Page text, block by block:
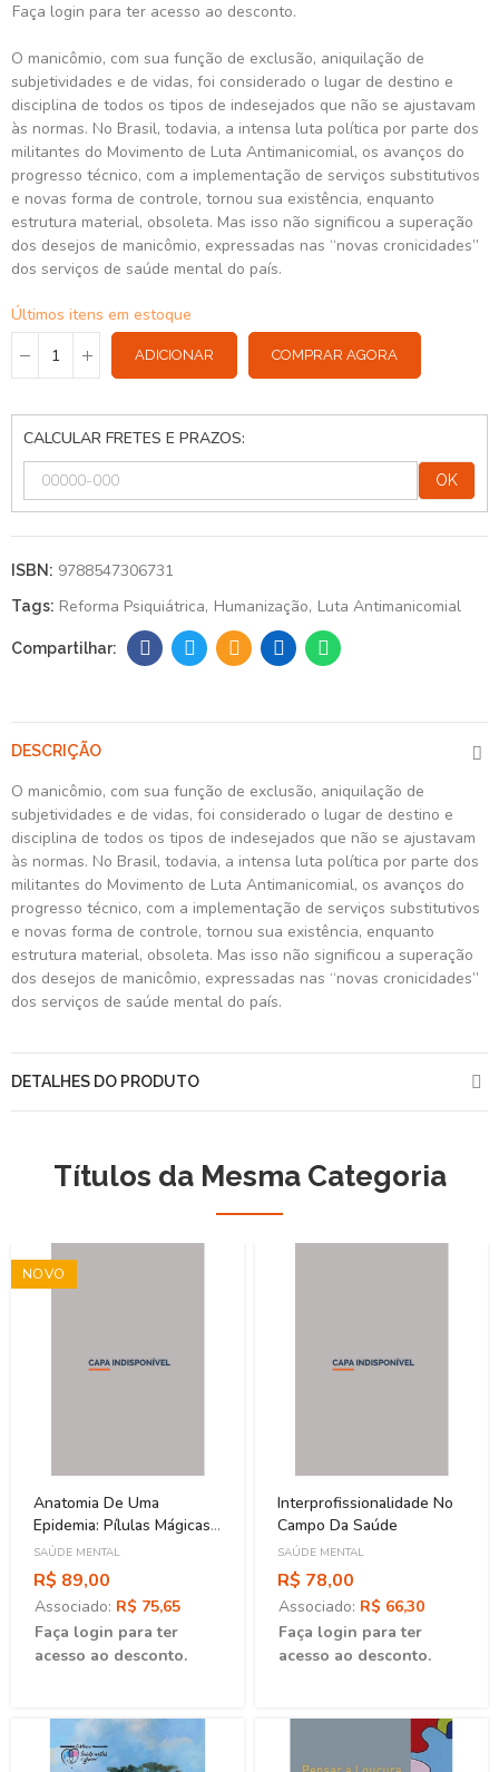
Faça login para ter acesso ao desconto.
O manicômio, com sua função de exclusão, aniquilação de
subjetividades e de vidas, foi considerado o lugar de destino e
disciplina de todos os tipos de indesejados que não se ajustavam
às normas. No Brasil, todavia, a intensa luta política por parte dos
militantes do Movimento de Luta Antimanicomial, os avanços do
progresso técnico, com a implementação de serviços substitutivos
e novas forma de controle, tornou sua existência, enquanto
estrutura material, obsoleta. Mas isso não significou a superação
dos desejos de manicômio, expressadas nas “novas cronicidades”
dos serviços de saúde mental do país.
Últimos itens em estoque
ADICIONAR COMPRAR AGORA
CALCULAR FRETES E PRAZOS:
OK
ISBN: 9788547306731
Tags: Reforma Psiquiátrica Humanização Luta Antimanicomial
DESCRIÇÃO
O manicômio, com sua função de exclusão, aniquilação de
subjetividades e de vidas, foi considerado o lugar de destino e
disciplina de todos os tipos de indesejados que não se ajustavam
às normas. No Brasil, todavia, a intensa luta política por parte dos
militantes do Movimento de Luta Antimanicomial, os avanços do
progresso técnico, com a implementação de serviços substitutivos
e novas forma de controle, tornou sua existência, enquanto
estrutura material, obsoleta. Mas isso não significou a superação
dos desejos de manicômio, expressadas nas “novas cronicidades”
dos serviços de saúde mental do país.
DETALHES DO PRODUTO
Títulos da Mesma Categoria
NOVO
Anatomia De Uma
Epidemia: Pílulas Mágicas,
Drogas Psiquiátricas E O
Aumento Assombroso Da
Doença Mental
SAÚDE MENTAL
R$ 89,00
Associado: R$ 75,65
Faça login para ter
acesso ao desconto.
Interprofissionalidade No
Campo Da Saúde
SAÚDE MENTAL
R$ 78,00
Associado: R$ 66,30
Faça login para ter
acesso ao desconto.